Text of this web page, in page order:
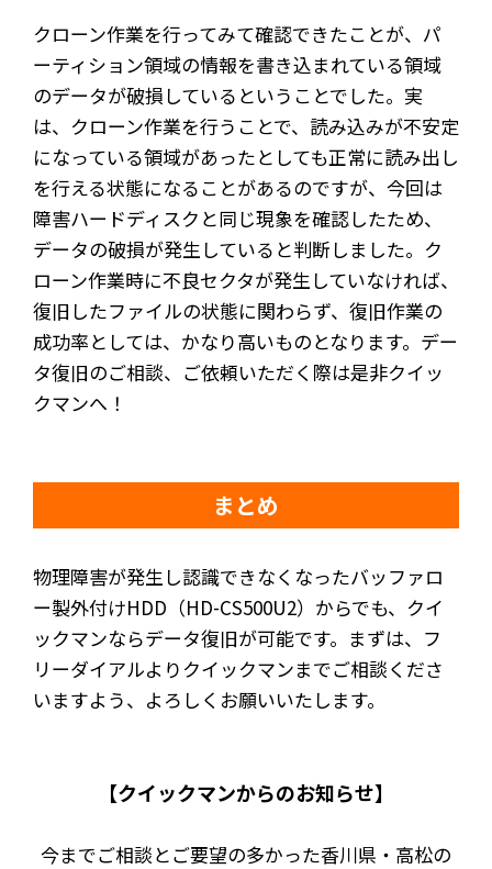
クローン作業を行ってみて確認できたことが、パ
ーティション領域の情報を書き込まれている領域
のデータが破損しているということでした。実
は、クローン作業を行うことで、読み込みが不安定
になっている領域があったとしても正常に読み出し
を行える状態になることがあるのですが、今回は
障害ハードディスクと同じ現象を確認したため、
データの破損が発生していると判断しました。ク
ローン作業時に不良セクタが発生していなければ、
復旧したファイルの状態に関わらず、復旧作業の
成功率としては、かなり高いものとなります。デー
タ復旧のご相談、ご依頼いただく際は是非クイッ
クマンへ！
まとめ
物理障害が発生し認識できなくなったバッファロ
ー製外付けHDD（HD-CS500U2）からでも、クイ
ックマンならデータ復旧が可能です。まずは、フ
リーダイアルよりクイックマンまでご相談くださ
いますよう、よろしくお願いいたします。
【クイックマンからのお知らせ】
今までご相談とご要望の多かった香川県・高松の